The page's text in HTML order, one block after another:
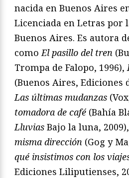
nacida en Buenos Aires
Licenciada en Letras por
Buenos Aires. Es autora
comoEl pasillo del tren
Trompa de Falopo, 1996),
(Buenos Aires, Ediciones
Las últimas mudanzas
tomadora de café (Bahía
Lluvias Bajo la luna,
misma dirección (Gog y
qué insistimos con los
Ediciones Liliputienses,